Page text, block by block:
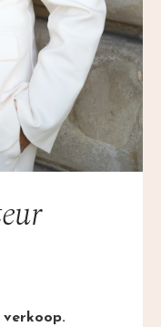
verkoop.